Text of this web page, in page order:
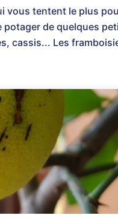
vous tentent le plus
potager de quelques
cassis... Les